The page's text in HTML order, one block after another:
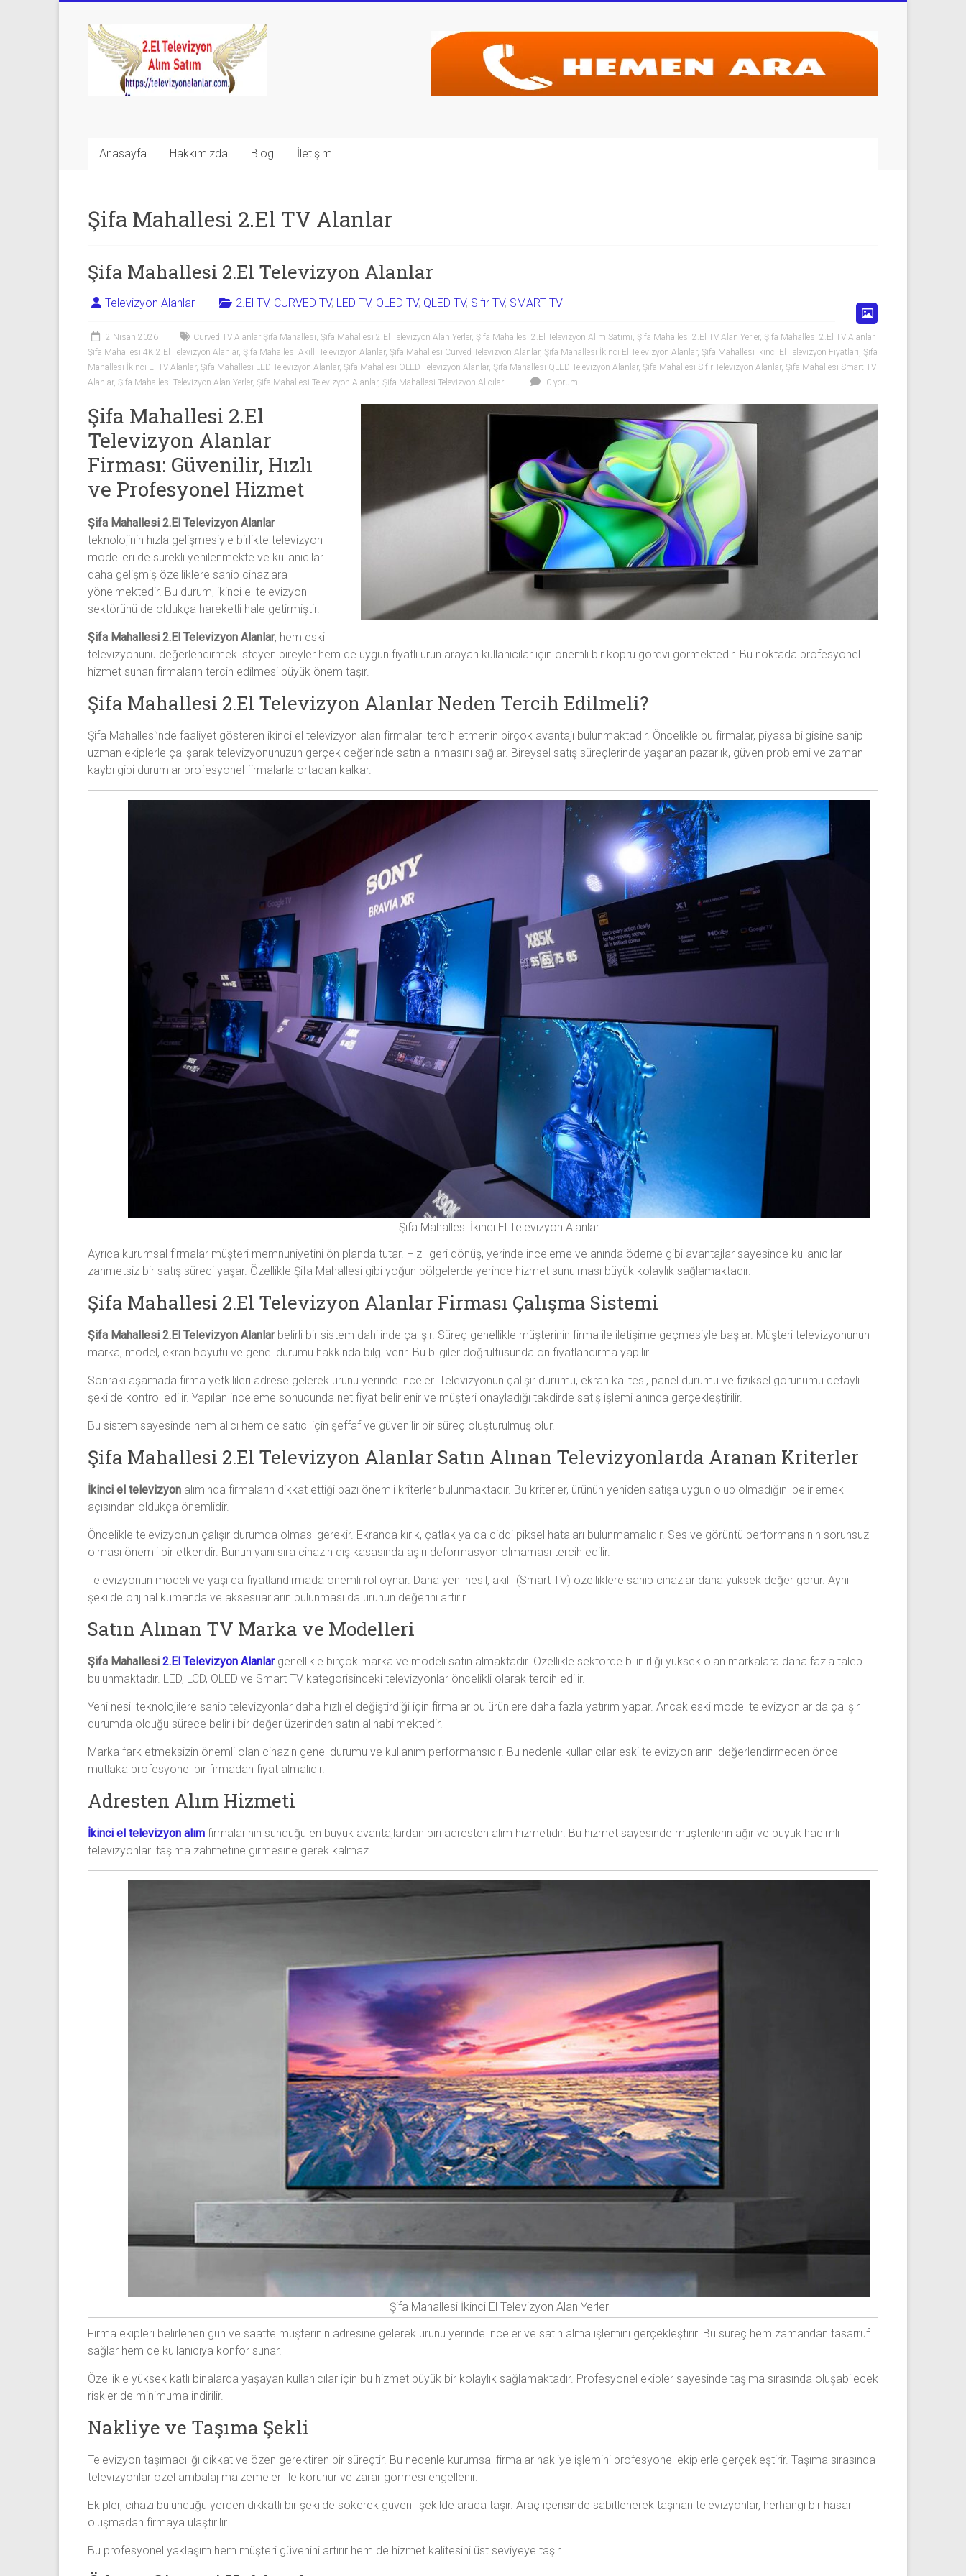
contentTelevizyon
Alanlar
Televizyon
|
TV
Alanlar
İkinci
El
Sıfır
Televizyon
Alanlar ile
iletişim
2.
el
televizyonlarınızı
hemen
bize
satarak
nakit
ödeme
alabilirsiniz.
TV
alanlar
adresten
yapıyor
Anasayfa Hakkımızda Blog İletişim
Şifa Mahallesi 2.El TV Alanlar
Şifa Mahallesi 2.El Televizyon Alanlar
Televizyon Alanlar 2.El TV, CURVED TV, LED TV, OLED TV, QLED TV, Sıfır TV, SMART TV
2 Nisan 2026 Curved TV Alanlar Şifa Mahallesi, Şifa Mahallesi 2.El Televizyon Alan Yerler, Şifa Mahallesi 2.El Televizyon Alım Satımı, Şifa Mahallesi 2.El TV Alan Yerler, Şifa Mahallesi 2.El TV Alanlar,
Şifa Mahallesi 4K 2.El Televizyon Alanlar, Şifa Mahallesi Akıllı Televizyon Alanlar, Şifa Mahallesi Curved Televizyon Alanlar, Şifa Mahallesi İkinci El Televizyon Alanlar, Şifa Mahallesi İkinci El Televizyon Fiyatları, Şifa
Mahallesi İkinci El TV Alanlar, Şifa Mahallesi LED Televizyon Alanlar, Şifa Mahallesi OLED Televizyon Alanlar, Şifa Mahallesi QLED Televizyon Alanlar, Şifa Mahallesi Sıfır Televizyon Alanlar, Şifa Mahallesi Smart TV
Alanlar, Şifa Mahallesi Televizyon Alan Yerler, Şifa Mahallesi Televizyon Alanlar, Şifa Mahallesi Televizyon Alıcıları 0 yorum
Şifa Mahallesi 2.El
Televizyon Alanlar
Firması: Güvenilir, Hızlı
ve Profesyonel Hizmet
Şifa Mahallesi 2.El Televizyon Alanlar
teknolojinin hızla gelişmesiyle birlikte televizyon
modelleri de sürekli yenilenmekte ve kullanıcılar
daha gelişmiş özelliklere sahip cihazlara
yönelmektedir. Bu durum, ikinci el televizyon
sektörünü de oldukça hareketli hale getirmiştir.
Şifa Mahallesi 2.El Televizyon Alanlar, hem eski
televizyonunu değerlendirmek isteyen bireyler hem de uygun fiyatlı ürün arayan kullanıcılar için önemli bir köprü görevi görmektedir. Bu noktada profesyonel
hizmet sunan firmaların tercih edilmesi büyük önem taşır.
Şifa Mahallesi 2.El Televizyon Alanlar Neden Tercih Edilmeli?
Şifa Mahallesi’nde faaliyet gösteren ikinci el televizyon alan firmaları tercih etmenin birçok avantajı bulunmaktadır. Öncelikle bu firmalar, piyasa bilgisine sahip
uzman ekiplerle çalışarak televizyonunuzun gerçek değerinde satın alınmasını sağlar. Bireysel satış süreçlerinde yaşanan pazarlık, güven problemi ve zaman
kaybı gibi durumlar profesyonel firmalarla ortadan kalkar.
Şifa Mahallesi İkinci El Televizyon Alanlar
Ayrıca kurumsal firmalar müşteri memnuniyetini ön planda tutar. Hızlı geri dönüş, yerinde inceleme ve anında ödeme gibi avantajlar sayesinde kullanıcılar
zahmetsiz bir satış süreci yaşar. Özellikle Şifa Mahallesi gibi yoğun bölgelerde yerinde hizmet sunulması büyük kolaylık sağlamaktadır.
Şifa Mahallesi 2.El Televizyon Alanlar Firması Çalışma Sistemi
Şifa Mahallesi 2.El Televizyon Alanlarbelirli bir sistem dahilinde çalışır. Süreç genellikle müşterinin firma ile iletişime geçmesiyle başlar. Müşteri televizyonunun
marka, model, ekran boyutu ve genel durumu hakkında bilgi verir. Bu bilgiler doğrultusunda ön fiyatlandırma yapılır.
Sonraki aşamada firma yetkilileri adrese gelerek ürünü yerinde inceler. Televizyonun çalışır durumu, ekran kalitesi, panel durumu ve fiziksel görünümü detaylı
şekilde kontrol edilir. Yapılan inceleme sonucunda net fiyat belirlenir ve müşteri onayladığı takdirde satış işlemi anında gerçekleştirilir.
Bu sistem sayesinde hem alıcı hem de satıcı için şeffaf ve güvenilir bir süreç oluşturulmuş olur.
Şifa Mahallesi 2.El Televizyon Alanlar Satın Alınan Televizyonlarda Aranan Kriterler
İkinci el televizyon alımında firmaların dikkat ettiği bazı önemli kriterler bulunmaktadır. Bu kriterler, ürünün yeniden satışa uygun olup olmadığını belirlemek
açısından oldukça önemlidir.
Öncelikle televizyonun çalışır durumda olması gerekir. Ekranda kırık, çatlak ya da ciddi piksel hataları bulunmamalıdır. Ses ve görüntü performansının sorunsuz
olması önemli bir etkendir. Bunun yanı sıra cihazın dış kasasında aşırı deformasyon olmaması tercih edilir.
Televizyonun modeli ve yaşı da fiyatlandırmada önemli rol oynar. Daha yeni nesil, akıllı (Smart TV) özelliklere sahip cihazlar daha yüksek değer görür. Aynı
şekilde orijinal kumanda ve aksesuarların bulunması da ürünün değerini artırır.
Satın Alınan TV Marka ve Modelleri
Şifa Mahallesi 2.El Televizyon Alanlargenellikle birçok marka ve modeli satın almaktadır. Özellikle sektörde bilinirliği yüksek olan markalara daha fazla talep
bulunmaktadır. LED, LCD, OLED ve Smart TV kategorisindeki televizyonlar öncelikli olarak tercih edilir.
Yeni nesil teknolojilere sahip televizyonlar daha hızlı el değiştirdiği için firmalar bu ürünlere daha fazla yatırım yapar. Ancak eski model televizyonlar da çalışır
durumda olduğu sürece belirli bir değer üzerinden satın alınabilmektedir.
Marka fark etmeksizin önemli olan cihazın genel durumu ve kullanım performansıdır. Bu nedenle kullanıcılar eski televizyonlarını değerlendirmeden önce
mutlaka profesyonel bir firmadan fiyat almalıdır.
Adresten Alım Hizmeti
İkinci el televizyon alım firmalarının sunduğu en büyük avantajlardan biri adresten alım hizmetidir. Bu hizmet sayesinde müşterilerin ağır ve büyük hacimli
televizyonları taşıma zahmetine girmesine gerek kalmaz.
Şifa Mahallesi İkinci El Televizyon Alan Yerler
Firma ekipleri belirlenen gün ve saatte müşterinin adresine gelerek ürünü yerinde inceler ve satın alma işlemini gerçekleştirir. Bu süreç hem zamandan tasarruf
sağlar hem de kullanıcıya konfor sunar.
Özellikle yüksek katlı binalarda yaşayan kullanıcılar için bu hizmet büyük bir kolaylık sağlamaktadır. Profesyonel ekipler sayesinde taşıma sırasında oluşabilecek
riskler de minimuma indirilir.
Nakliye ve Taşıma Şekli
Televizyon taşımacılığı dikkat ve özen gerektiren bir süreçtir. Bu nedenle kurumsal firmalar nakliye işlemini profesyonel ekiplerle gerçekleştirir. Taşıma sırasında
televizyonlar özel ambalaj malzemeleri ile korunur ve zarar görmesi engellenir.
Ekipler, cihazı bulunduğu yerden dikkatli bir şekilde sökerek güvenli şekilde araca taşır. Araç içerisinde sabitlenerek taşınan televizyonlar, herhangi bir hasar
oluşmadan firmaya ulaştırılır.
Bu profesyonel yaklaşım hem müşteri güvenini artırır hem de hizmet kalitesini üst seviyeye taşır.